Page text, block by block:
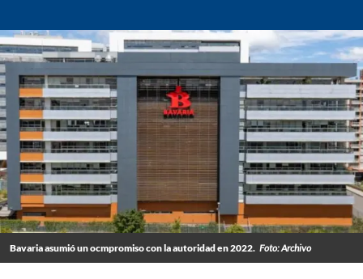
Bavaria asumió un ocmpromiso con la autoridad en 2022. Foto: Archivo